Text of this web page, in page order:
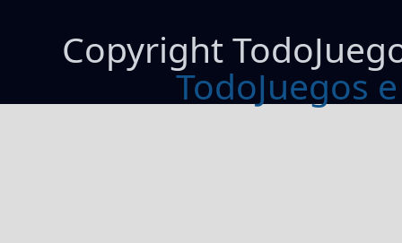
Copyright
TodoJuegos